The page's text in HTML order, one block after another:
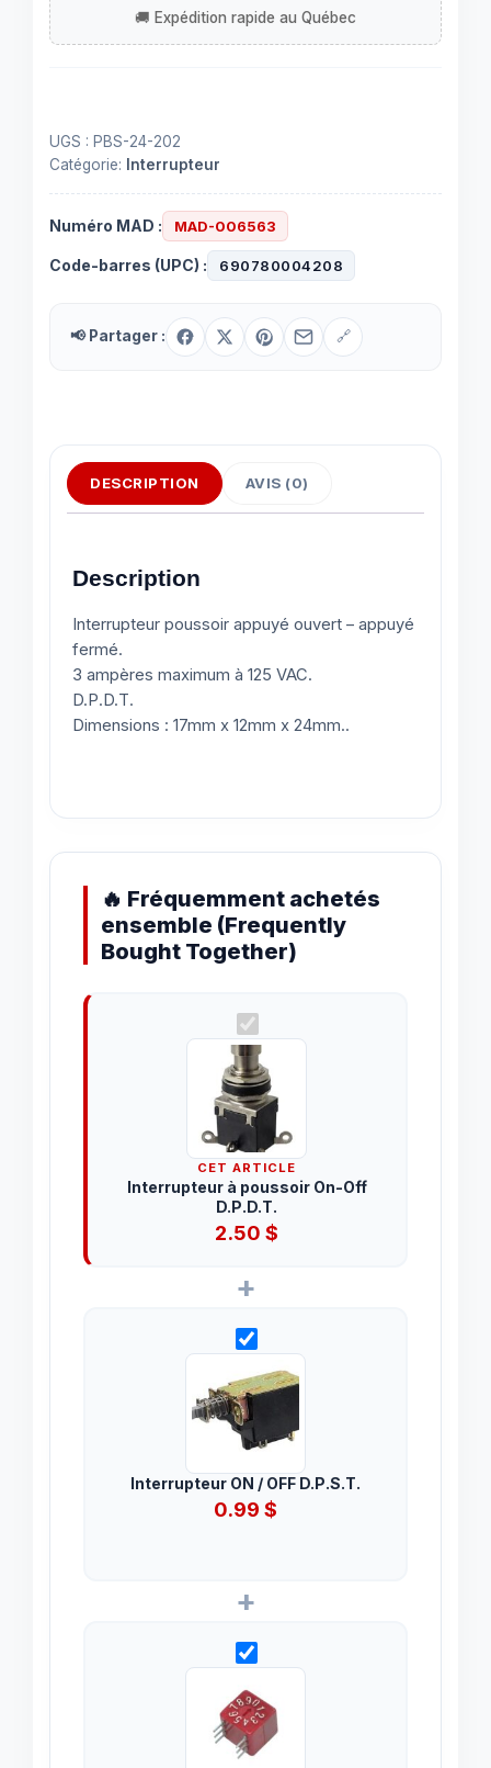
Off
D.P.D.T.
UGS : PBS-24-202
Catégorie:
Interrupteur
Numéro MAD : MAD-006563
Code-barres (UPC) : 690780004208
📢 Partager : 🔗
DESCRIPTION AVIS (0)
Description
Interrupteur poussoir appuyé ouvert – appuyé
fermé.
3 ampères maximum à 125 VAC.
D.P.D.T.
Dimensions : 17mm x 12mm x 24mm..
🔥 Fréquemment achetés
ensemble (Frequently
Bought Together)
CET ARTICLE
Interrupteur à poussoir On-Off
D.P.D.T.
2.50$
+
Interrupteur ON / OFF D.P.S.T.
0.99 $
+